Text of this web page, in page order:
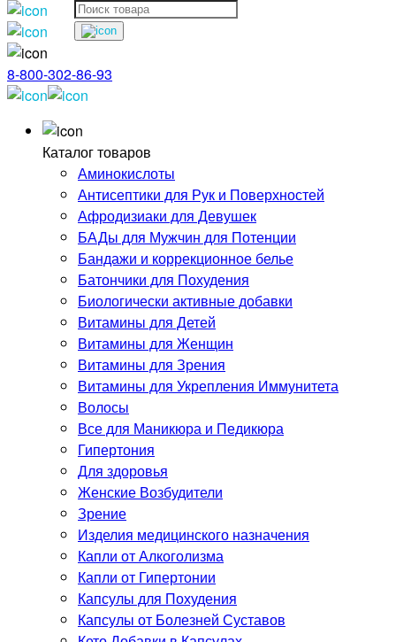
8-800-302-86-93
Каталог товаров
Аминокислоты
Антисептики для Рук и Поверхностей
Афродизиаки для Девушек
БАДы для Мужчин для Потенции
Бандажи и коррекционное белье
Батончики для Похудения
Биологически активные добавки
Витамины для Детей
Витамины для Женщин
Витамины для Зрения
Витамины для Укрепления Иммунитета
Волосы
Все для Маникюра и Педикюра
Гипертония
Для здоровья
Женские Возбудители
Зрение
Изделия медицинского назначения
Капли от Алкоголизма
Капли от Гипертонии
Капсулы для Похудения
Капсулы от Болезней Суставов